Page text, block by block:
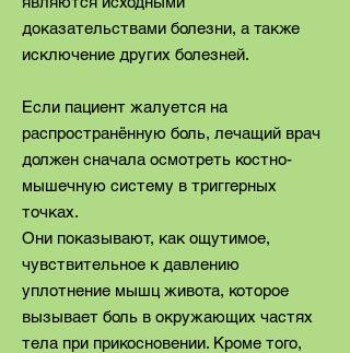
доказательствами болезни, а также
исключение других болезней.
Если пациент жалуется на
распространённую боль, лечащий врач
должен сначала осмотреть костно-
мышечную систему в триггерных
точках.
Они показывают, как ощутимое,
чувствительное к давлению
уплотнение мышц живота, которое
вызывает боль в окружающих частях
тела при прикосновении. Кроме того,